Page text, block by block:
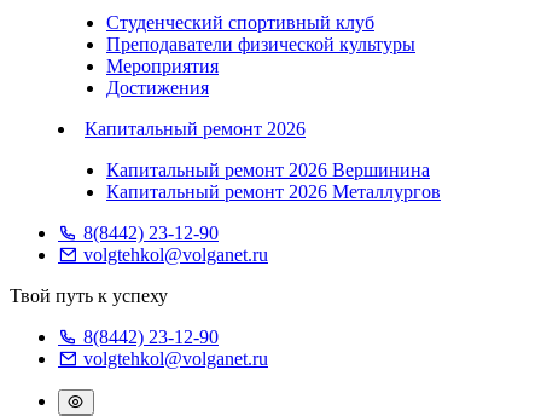
Студенческий спортивный клуб
Преподаватели физической культуры
Мероприятия
Достижения
Капитальный ремонт 2026
Капитальный ремонт 2026 Вершинина
Капитальный ремонт 2026 Металлургов
8(8442) 23-12-90
volgtehkol@volganet.ru
Твой путь к успеху
8(8442) 23-12-90
volgtehkol@volganet.ru